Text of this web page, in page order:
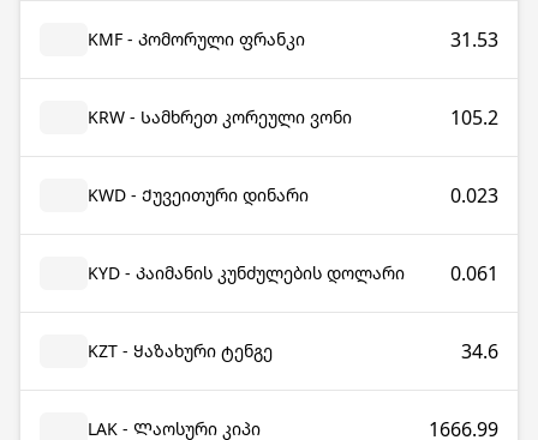
KMF - Კომორული ფრანკი 31.53
KRW - Სამხრეთ კორეული ვონი 105.2
KWD - Ქუვეითური დინარი 0.023
KYD - Კაიმანის კუნძულების დოლარი 0.061
KZT - Ყაზახური ტენგე 34.6
LAK - Ლაოსური კიპი 1666.99